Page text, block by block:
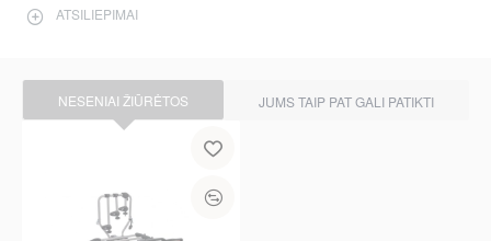
ATSILIEPIMAI
NESENIAI ŽIŪRĖTOS JUMS TAIP PAT GALI PATIKTI